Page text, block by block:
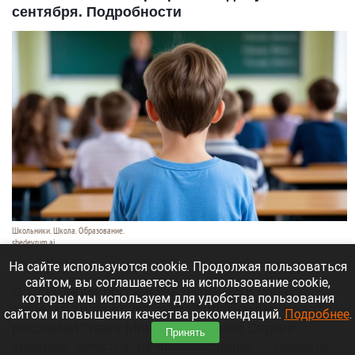
сентября. Подробности
Школьники. Школа. Образование.
shedevrum.ai
8 августа 2026 в 17:05
С 1 сентября российские школьники начнут
заниматься по обновленной программе. Как
рассказал глава Минпросвещения Сергей
Кравцов, смысл всех нововведений — сделать
На сайте используются cookie. Продолжая пользоваться
сайтом, вы соглашаетесь на использование cookie,
которые мы используем для удобства пользования
сайтом и повышения качества рекомендаций. Подробнее.
Принять